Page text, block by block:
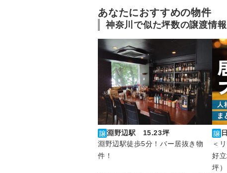
あなたにおすすめの物件
神奈川で似た坪数の譲渡情報
淵野辺駅 15.23坪
淵野辺駅徒歩5分！バー居抜き物
件！
＜
好
坪）